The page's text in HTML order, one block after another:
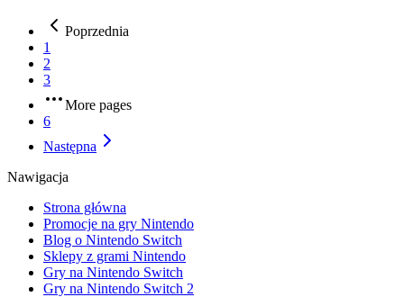
Poprzednia
1
2
3
More pages
6
Następna
Nawigacja
Strona główna
Promocje na gry Nintendo
Blog o Nintendo Switch
Sklepy z grami Nintendo
Gry na Nintendo Switch
Gry na Nintendo Switch 2